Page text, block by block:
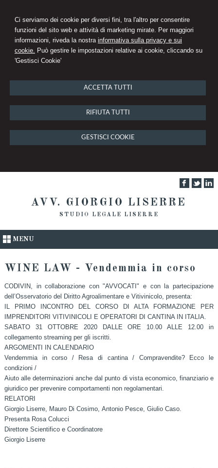
Ci serviamo dei cookie per diversi fini, tra l'altro per consentire
funzioni del sito web e attività di marketing mirate. Per maggiori
informazioni, riveda la nostra informativa sulla privacy e sui
cookie. Può gestire le impostazioni relative ai cookie, cliccando su
'Gestisci Cookie'
ACCETTA TUTTI
RIFIUTA TUTTI
GESTISCI COOKIE
AVV. GIORGIO LISERRE
STUDIO LEGALE LISERRE
MENU
WINE LAW - Vendemmia in corso
CODIVIN, in collaborazione con "AVVOCATI" e con la partecipazione
dell’Osservatorio del Diritto Agroalimentare e Vitivinicolo, presenta:
IL PRIMO INCONTRO DEL CORSO DI ALTA FORMAZIONE PER
IMPRENDITORI VITIVINICOLI E OPERATORI DI CANTINA IN ITALIA.
SABATO 31 OTTOBRE 2020 DALLE ORE 10.00 ALLE 12.00 in
collegamento streaming per gli iscritti.
ARGOMENTI IN CALENDARIO
Vendemmia in corso / Resa di cantina / Compravendite? Ecco le
condizioni /
Aiuto alle determinazioni anche dal punto di vista economico, finanziario e
giuridico per prevenire comportamenti non regolamentari.
RELATORI
Giorgio Liserre, Mauro Di Cosimo, Antonio Pesce, Giulio Caso.
Presenta Rosa Colucci
Direttore Scientifico e Coordinatore
Giorgio Liserre